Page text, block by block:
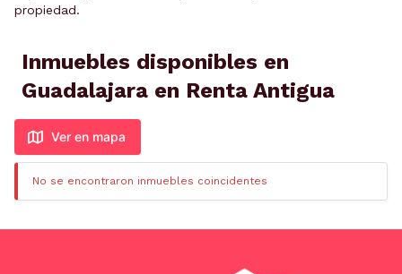
propiedad.
Inmuebles disponibles en
Guadalajara en Renta Antigua
Ver en mapa
No se encontraron inmuebles coincidentes